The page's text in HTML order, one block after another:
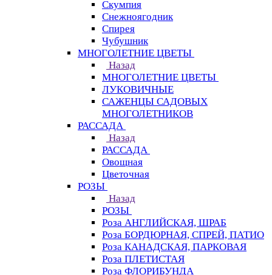
Скумпия
Снежноягодник
Спирея
Чубушник
МНОГОЛЕТНИЕ ЦВЕТЫ
Назад
МНОГОЛЕТНИЕ ЦВЕТЫ
ЛУКОВИЧНЫЕ
САЖЕНЦЫ САДОВЫХ
МНОГОЛЕТНИКОВ
РАССАДА
Назад
РАССАДА
Овощная
Цветочная
РОЗЫ
Назад
РОЗЫ
Роза АНГЛИЙСКАЯ, ШРАБ
Роза БОРДЮРНАЯ, СПРЕЙ, ПАТИО
Роза КАНАДСКАЯ, ПАРКОВАЯ
Роза ПЛЕТИСТАЯ
Роза ФЛОРИБУНДА